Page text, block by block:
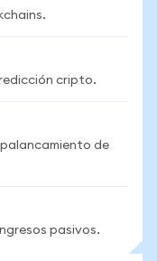
cripto.
de
pasivos.